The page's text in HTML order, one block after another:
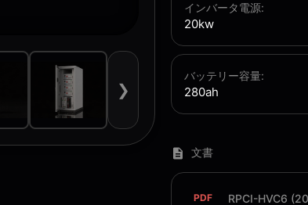
❯
インバータ電源:
20kw
バッテリー容量:
280ah
文書
PDF RPCI-HVC6